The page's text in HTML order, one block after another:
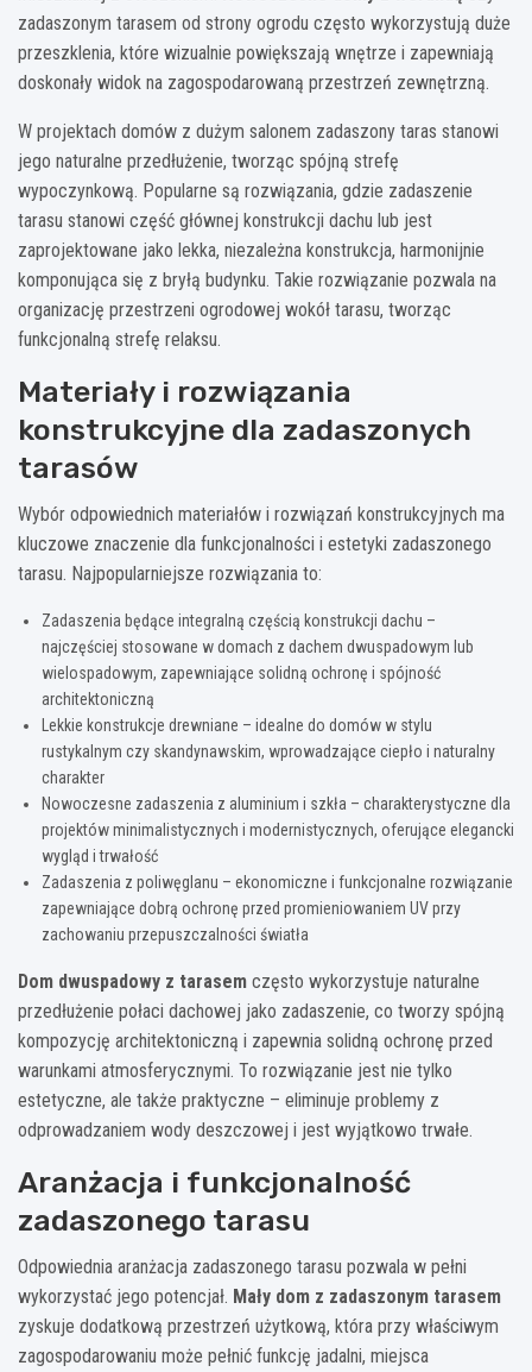
zadaszonym tarasem od strony ogrodu często wykorzystują duże
przeszklenia, które wizualnie powiększają wnętrze i zapewniają
doskonały widok na zagospodarowaną przestrzeń zewnętrzną.
W projektach domów z dużym salonem zadaszony taras stanowi
jego naturalne przedłużenie, tworząc spójną strefę
wypoczynkową. Popularne są rozwiązania, gdzie zadaszenie
tarasu stanowi część głównej konstrukcji dachu lub jest
zaprojektowane jako lekka, niezależna konstrukcja, harmonijnie
komponująca się z bryłą budynku. Takie rozwiązanie pozwala na
organizację przestrzeni ogrodowej wokół tarasu, tworząc
funkcjonalną strefę relaksu.
Materiały i rozwiązania
konstrukcyjne dla zadaszonych
tarasów
Wybór odpowiednich materiałów i rozwiązań konstrukcyjnych ma
kluczowe znaczenie dla funkcjonalności i estetyki zadaszonego
tarasu. Najpopularniejsze rozwiązania to:
Zadaszenia będące integralną częścią konstrukcji dachu –
najczęściej stosowane w domach z dachem dwuspadowym lub
wielospadowym, zapewniające solidną ochronę i spójność
architektoniczną
Lekkie konstrukcje drewniane – idealne do domów w stylu
rustykalnym czy skandynawskim, wprowadzające ciepło i naturalny
charakter
Nowoczesne zadaszenia z aluminium i szkła – charakterystyczne dla
projektów minimalistycznych i modernistycznych, oferujące elegancki
wygląd i trwałość
Zadaszenia z poliwęglanu – ekonomiczne i funkcjonalne rozwiązanie
zapewniające dobrą ochronę przed promieniowaniem UV przy
zachowaniu przepuszczalności światła
Dom dwuspadowy z tarasem często wykorzystuje naturalne
przedłużenie połaci dachowej jako zadaszenie, co tworzy spójną
kompozycję architektoniczną i zapewnia solidną ochronę przed
warunkami atmosferycznymi. To rozwiązanie jest nie tylko
estetyczne, ale także praktyczne – eliminuje problemy z
odprowadzaniem wody deszczowej i jest wyjątkowo trwałe.
Aranżacja i funkcjonalność
zadaszonego tarasu
Odpowiednia aranżacja zadaszonego tarasu pozwala w pełni
wykorzystać jego potencjał. Mały dom z zadaszonym tarasem
zyskuje dodatkową przestrzeń użytkową, która przy właściwym
zagospodarowaniu może pełnić funkcję jadalni, miejsca